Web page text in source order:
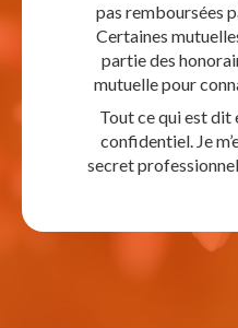
pas remboursées
Certaines
partie des
mutuelle pour
Tout ce qui est
confidentiel. Je
secret